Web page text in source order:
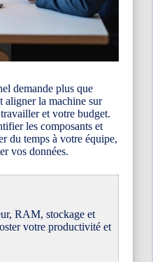
demande plus que
aligner la machine sur
et votre budget.
les composants et
du temps à votre équipe,
vos données.
RAM, stockage et
votre productivité et